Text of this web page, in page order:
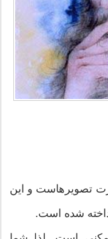
تصويرهاست و اين
شده است.